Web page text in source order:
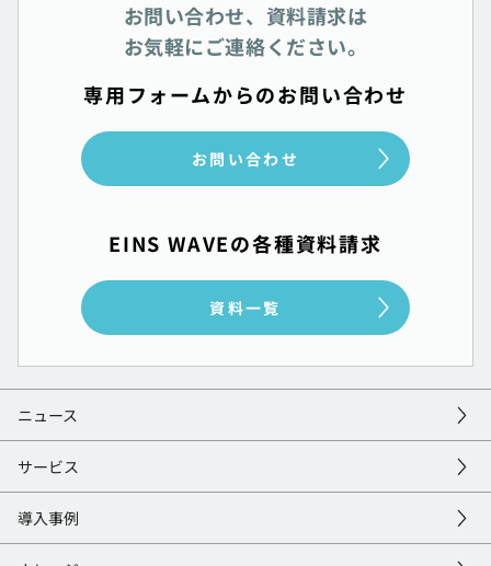
お問い合わせ、資料請求は
お気軽にご連絡ください。
専用フォームからのお問い合わせ
お問い合わせ
EINS WAVEの各種資料請求
資料一覧
ニュース
サービス
導入事例